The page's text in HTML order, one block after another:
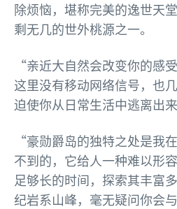
除烦恼，堪称完美的逸世天
剩无几的世外桃源之一。
“亲近大自然会改变你的感
这里没有移动网络信号，也
迫使你从日常生活中逃离出来
“豪勋爵岛的独特之处是我
不到的，它给人一种难以形
足够长的时间，探索其丰富
纪岩系山峰，毫无疑问你会